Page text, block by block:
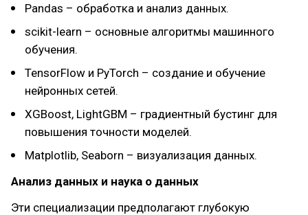
Pandas – обработка и анализ данных.
scikit-learn – основные алгоритмы машинного
обучения.
TensorFlow и PyTorch – создание и обучение
нейронных сетей.
XGBoost, LightGBM – градиентный бустинг для
повышения точности моделей.
Matplotlib, Seaborn – визуализация данных.
Анализ данных и наука о данных
Эти специализации предполагают глубокую